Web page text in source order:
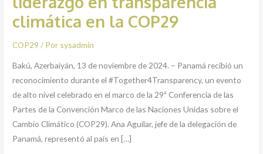
climática en la COP29
COP29 / Por sysadmin
Bakú, Azerbaiyán, 13 de noviembre de 2024. – Panamá recibió un
reconocimiento durante el #Together4Transparency, un evento
de alto nivel celebrado en el marco de la 29ª Conferencia de las
Partes de la Convención Marco de las Naciones Unidas sobre el
Cambio Climático (COP29). Ana Aguilar, jefe de la delegación de
Panamá, representó al país en […]